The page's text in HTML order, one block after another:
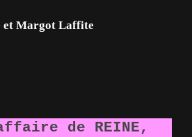
et Margot Laffite
de REINE,